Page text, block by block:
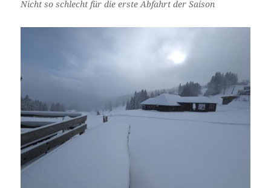
Nicht so schlecht für die erste Abfahrt der Saison